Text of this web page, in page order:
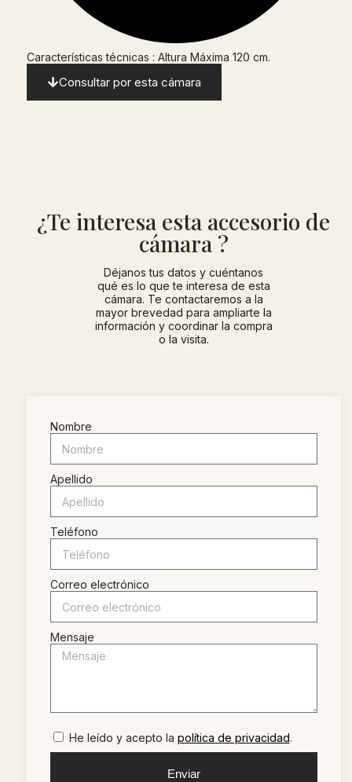
Características técnicas : Altura Máxima 120 cm.
Consultar por esta cámara
¿Te interesa esta accesorio de
cámara ?
Déjanos tus datos y cuéntanos
qué es lo que te interesa de esta
cámara. Te contactaremos a la
mayor brevedad para ampliarte la
información y coordinar la compra
o la visita.
Nombre
Apellido
Teléfono
Correo electrónico
Mensaje
He leído y acepto la política de privacidad.
Enviar